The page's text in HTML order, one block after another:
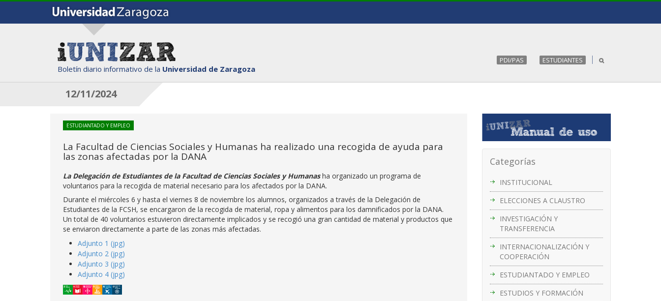
Boletín diario informativo de la Universidad de Zaragoza
PDI/PAS ESTUDIANTES
12/11/2024
Categorías
INSTITUCIONAL
ELECCIONES A CLAUSTRO
INVESTIGACIÓN Y
TRANSFERENCIA
INTERNACIONALIZACIÓN Y
COOPERACIÓN
ESTUDIANTADO Y EMPLEO
ESTUDIOS Y FORMACIÓN
ESTUDIANTADO Y EMPLEO
La Facultad de Ciencias Sociales y Humanas ha realizado una recogida de ayuda para
las zonas afectadas por la DANA
La Delegación de Estudiantes de la Facultad de Ciencias Sociales y Humanasha organizado un programa de
voluntarios para la recogida de material necesario para los afectados por la DANA.
Durante el miércoles 6 y hasta el viernes 8 de noviembre los alumnos, organizados a través de la Delegación de
Estudiantes de la FCSH, se encargaron de la recogida de material, ropa y alimentos para los damnificados por la DANA.
Un total de 40 voluntarios estuvieron directamente implicados y se recogió una gran cantidad de material y productos que
se enviaron directamente a parte de las zonas más afectadas.
Adjunto 1 (jpg)
Adjunto 2 (jpg)
Adjunto 3 (jpg)
Adjunto 4 (jpg)